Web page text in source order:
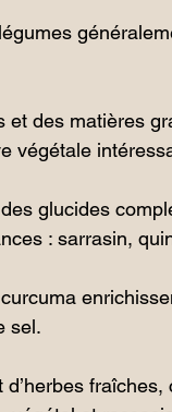
des matières
végétale
glucides
: sarrasin,
sel.